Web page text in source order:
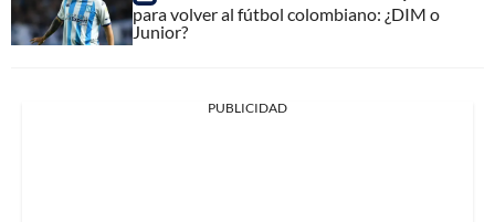
para volver al fútbol colombiano: ¿DIM o
Junior?
PUBLICIDAD